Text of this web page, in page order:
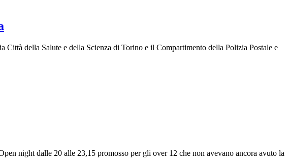
Città della Salute e della Scienza di Torino e il Compartimento della Polizia Postale e
night dalle 20 alle 23,15 promosso per gli over 12 che non avevano ancora avuto la